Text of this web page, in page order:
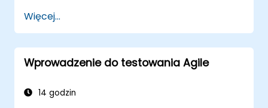
Więcej...
Wprowadzenie do testowania Agile
14 godzin